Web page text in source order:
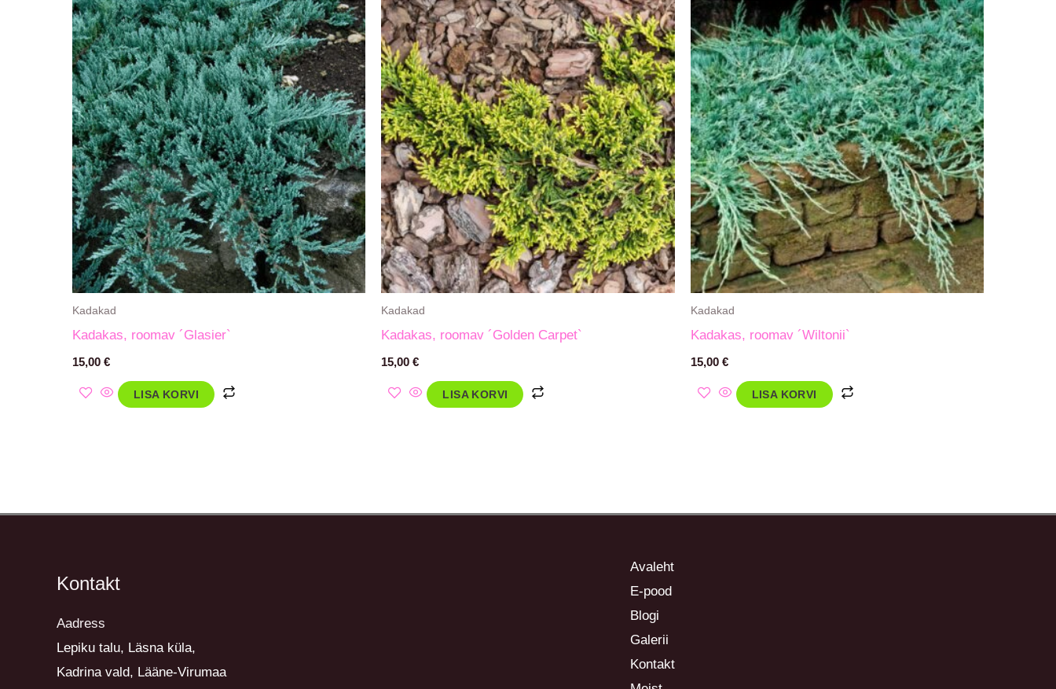
Kadakad
Kadakas, roomav ´Glasier`
15,00 €
LISA KORVI
Kadakad
Kadakas, roomav ´Golden Carpet`
15,00€
LISA KORVI
Kadakad
Kadakas, roomav ´Wiltonii`
15,00 €
LISA KORVI
Kontakt
Aadress
Lepiku talu, Läsna küla,
Kadrina vald, Lääne-Virumaa
Avaleht
E-pood
Blogi
Galerii
Kontakt